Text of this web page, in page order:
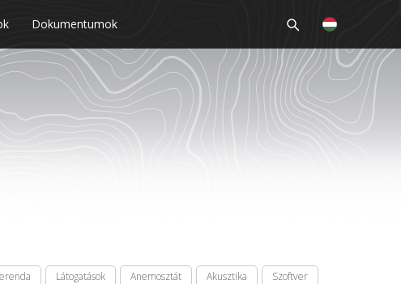
Dokumentumok
Látogatások Anemosztát Akusztika
Szoftver